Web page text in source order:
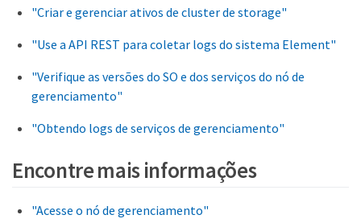
"Criar e gerenciar ativos de cluster de storage"
"Use a API REST para coletar logs do sistema Element"
"Verifique as versões do SO e dos serviços do nó de
gerenciamento"
"Obtendo logs de serviços de gerenciamento"
Encontre mais informações
"Acesse o nó de gerenciamento"